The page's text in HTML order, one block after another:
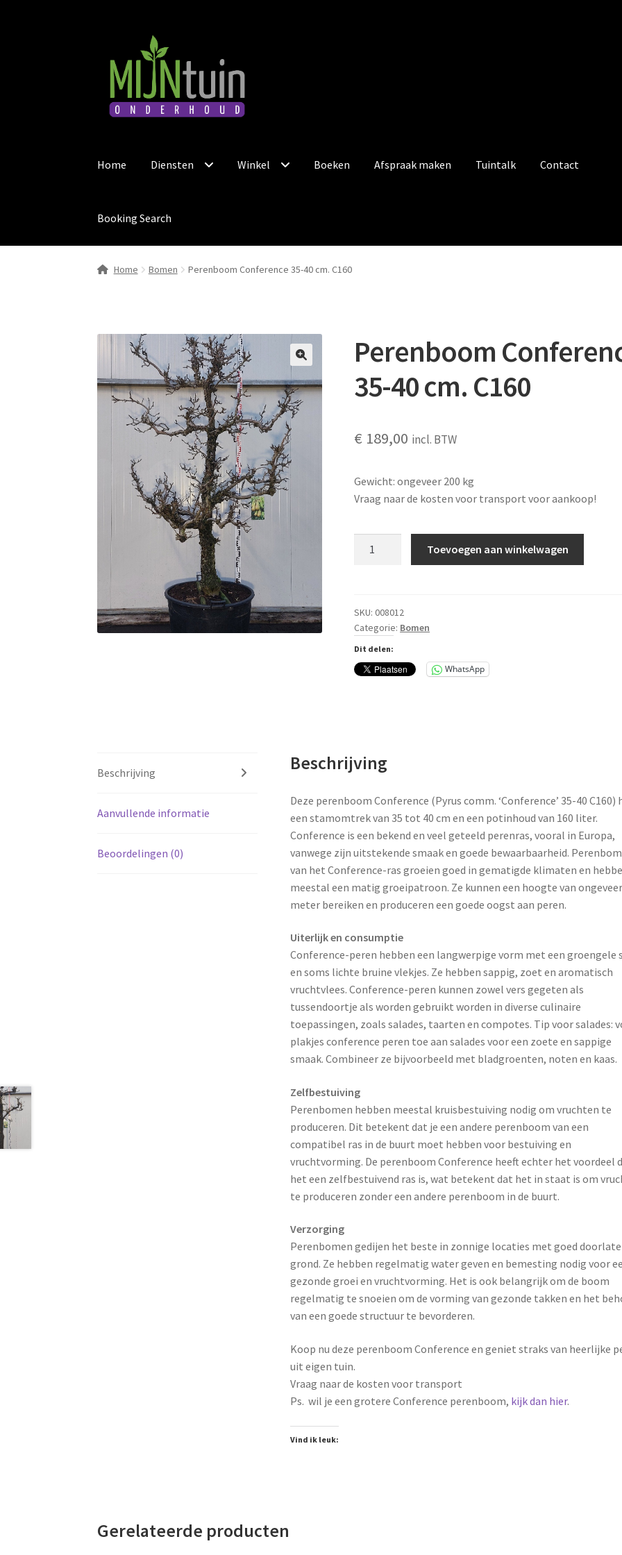
naar
navigatie
inhoud
Home Diensten Winkel Boeken Afspraak maken Tuintalk Contact
Booking Search
Home Bomen Perenboom Conference 35-40 cm. C160
Perenboom
35-40 cm. C160
€ 189,00 incl. BTW
Gewicht: ongeveer 200 kg
Vraag naar de kosten voor transport voor aankoop!
cm. C160
aantal
Toevoegen aan winkelwagen
SKU:008012
Categorie: Bomen
Dit delen:
WhatsApp
Beschrijving
Aanvullende informatie
Beoordelingen (0)
Beschrijving
Deze perenboom Conference (Pyrus comm. ‘Conference’ 35-40 C160)
een stamomtrek van 35 tot 40 cm en een potinhoud van 160 liter.
Conference is een bekend en veel geteeld perenras, vooral in Europa,
vanwege zijn uitstekende smaak en goede bewaarbaarheid.
van het Conference-ras groeien goed in gematigde klimaten en
meestal een matig groeipatroon. Ze kunnen een hoogte van
meter bereiken en produceren een goede oogst aan peren.
Uiterlijk en consumptie
Conference-peren hebben een langwerpige vorm met een groengele
en soms lichte bruine vlekjes. Ze hebben sappig, zoet en aromatisch
vruchtvlees. Conference-peren kunnen zowel vers gegeten als
tussendoortje als worden gebruikt worden in diverse culinaire
toepassingen, zoals salades, taarten en compotes. Tip voor salades:
plakjes conference peren toe aan salades voor een zoete en sappige
smaak. Combineer ze bijvoorbeeld met bladgroenten, noten en kaas.
Zelfbestuiving
Perenbomen hebben meestal kruisbestuiving nodig om vruchten te
produceren. Dit betekent dat je een andere perenboom van een
compatibel ras in de buurt moet hebben voor bestuiving en
vruchtvorming. De perenboom Conference heeft echter het voordeel
het een zelfbestuivend ras is, wat betekent dat het in staat is om
te produceren zonder een andere perenboom in de buurt.
Verzorging
Perenbomen gedijen het beste in zonnige locaties met goed
grond. Ze hebben regelmatig water geven en bemesting nodig voor
gezonde groei en vruchtvorming. Het is ook belangrijk om de boom
regelmatig te snoeien om de vorming van gezonde takken en het
van een goede structuur te bevorderen.
Koop nu deze perenboom Conference en geniet straks van heerlijke
uit eigen tuin.
Vraag naar de kosten voor transport
Ps. wil je een grotere Conference perenboom, kijk dan hier.
Vind ik leuk:
Gerelateerde producten